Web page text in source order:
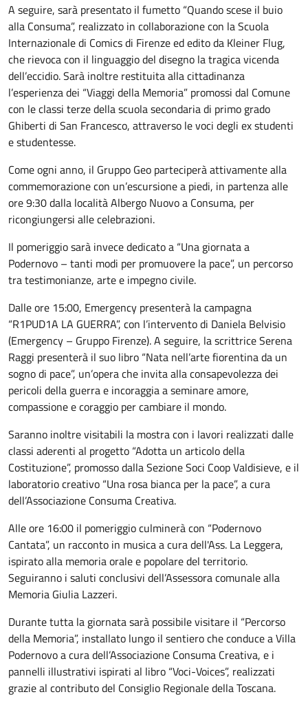
A seguire, sarà presentato il fumetto “Quando scese il buio
alla Consuma”, realizzato in collaborazione con la Scuola
Internazionale di Comics di Firenze ed edito da Kleiner Flug,
che rievoca con il linguaggio del disegno la tragica vicenda
dell’eccidio. Sarà inoltre restituita alla cittadinanza
l’esperienza dei “Viaggi della Memoria” promossi dal Comune
con le classi terze della scuola secondaria di primo grado
Ghiberti di San Francesco, attraverso le voci degli ex studenti
e studentesse.
Come ogni anno, il Gruppo Geo parteciperà attivamente alla
commemorazione con un’escursione a piedi, in partenza alle
ore 9:30 dalla località Albergo Nuovo a Consuma, per
ricongiungersi alle celebrazioni.
Il pomeriggio sarà invece dedicato a “Una giornata a
Podernovo – tanti modi per promuovere la pace”, un percorso
tra testimonianze, arte e impegno civile.
Dalle ore 15:00, Emergency presenterà la campagna
“R1PUD1A LA GUERRA”, con l’intervento di Daniela Belvisio
(Emergency – Gruppo Firenze). A seguire, la scrittrice Serena
Raggi presenterà il suo libro “Nata nell’arte fiorentina da un
sogno di pace”, un’opera che invita alla consapevolezza dei
pericoli della guerra e incoraggia a seminare amore,
compassione e coraggio per cambiare il mondo.
Saranno inoltre visitabili la mostra con i lavori realizzati dalle
classi aderenti al progetto “Adotta un articolo della
Costituzione”, promosso dalla Sezione Soci Coop Valdisieve, e il
laboratorio creativo “Una rosa bianca per la pace”, a cura
dell’Associazione Consuma Creativa.
Alle ore 16:00 il pomeriggio culminerà con “Podernovo
Cantata”, un racconto in musica a cura dell'Ass. La Leggera,
ispirato alla memoria orale e popolare del territorio.
Seguiranno i saluti conclusivi dell’Assessora comunale alla
Memoria Giulia Lazzeri.
Durante tutta la giornata sarà possibile visitare il “Percorso
della Memoria”, installato lungo il sentiero che conduce a Villa
Podernovo a cura dell’Associazione Consuma Creativa, e i
pannelli illustrativi ispirati al libro “Voci-Voices”, realizzati
grazie al contributo del Consiglio Regionale della Toscana.